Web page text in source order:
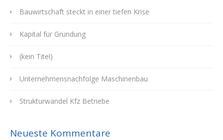
Bauwirtschaft steckt in einer tiefen Krise
Kapital für Gründung
(kein Titel)
Unternehmensnachfolge Maschinenbau
Strukturwandel Kfz Betriebe
Neueste Kommentare